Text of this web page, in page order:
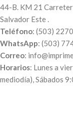
44-B. KM 21
Salvador Este .
Teléfono: (503)
WhatsApp: (503)
Correo:
Horarios: Lunes a
mediodía), Sábados